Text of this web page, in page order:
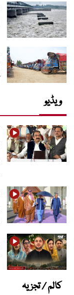
ویڈیو
کالم / تجزیہ